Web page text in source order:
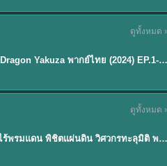
ดูทั้งหมด
EP.6Like a Dragon Yakuza พากย์ไทย (2024) EP.1-6 (จบ)
ดูทั้งหมด
EP.1วีรบุรุษไร้พรมแดน พิชิตแผ่นดิน วิศวกรทะลุมิติ พลิกแผ่นดิน